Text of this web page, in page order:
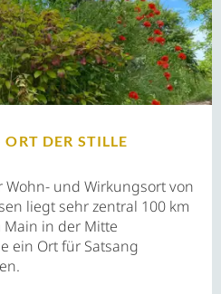
DER STILLE
und Wirkungsort von
liegt sehr zentral 100 km
in der Mitte
ein Ort für Satsang